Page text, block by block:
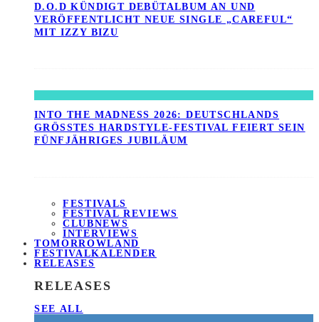
D.O.D KÜNDIGT DEBÜTALBUM AN UND
VERÖFFENTLICHT NEUE SINGLE „CAREFUL“
MIT IZZY BIZU
INTO THE MADNESS 2026: DEUTSCHLANDS
GRÖSSTES HARDSTYLE-FESTIVAL FEIERT SEIN F
ÜNFJÄHRIGES JUBILÄUM
FESTIVALS
FESTIVAL REVIEWS
CLUBNEWS
INTERVIEWS
TOMORROWLAND
FESTIVALKALENDER
RELEASES
RELEASES
SEE ALL